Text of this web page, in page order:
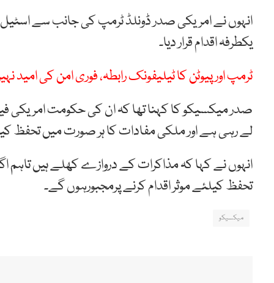
انہوں نے امریکی صدر ڈونلڈ ٹرمپ کی جانب سے اسٹیل
یکطرفہ اقدام قرار دیا۔
ٹرمپ اور پیوٹن کا ٹیلیفونک رابطہ، فوری امن کی امید
صدر میکسیکو کا کہنا تھا کہ ان کی حکومت امریکی
لے رہی ہے اور ملکی مفادات کا ہر صورت میں تحفظ
انہوں نے کہا کہ مذاکرات کے دروازے کھلے ہیں تاہم
تحفظ کیلئے موثر اقدام کرنے پرمجبورہوں گے۔
میکسیکو